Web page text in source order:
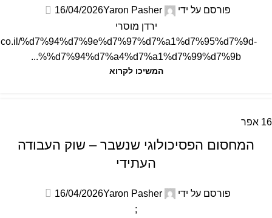
פורסם על ידי Yaron Pasher
16/04/2026
ירדן מוסרי
%d7%94%d7%9e%d7%97%d7%a1%d7%95%d7%9d-
%d7%94%d7%a4%d7%a1%d7%99%d7%9b%...
המשיכו לקרוא
16 אפר
המחסום הפסיכולוגי שנשבר – שוק העבודה
העתידי
פורסם על ידי Yaron Pasher
16/04/2026
;